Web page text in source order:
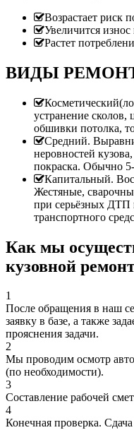
Возрастает риск
Увеличится
Растет
ВИДЫ
устранение
обшивки потолка,
Средний.
неровностей
покраска. Обычно
Капитальный.
Жестяные,
при серьёзных ДТП
транспортного
Как мы
кузовной
1
После обращения в наш
заявку в базе, а также
прояснения задачи.
2
Мы проводим осмотр
(по необходимости).
3
Составление рабочей
4
Конечная проверка. Сдача